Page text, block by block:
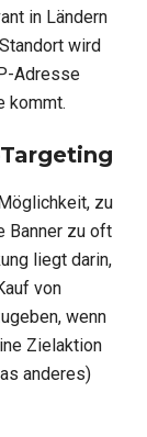
in Ländern
wird
Adresse
kommt.
zu
Banner zu oft
liegt darin,
von
wenn
Zielaktion
anderes)